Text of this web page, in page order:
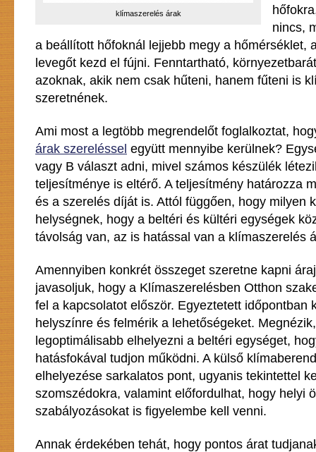
klímaszerelés árak
nincs,
a beállított hőfoknál lejjebb megy a hőmérséklet,
levegőt kezd el fújni. Fenntartható,
azoknak, akik nem csak hűteni, hanem fűteni is
szeretnének.
Ami most a legtöbb megrendelőt foglalkoztat,
árak szereléssel együtt mennyibe kerülnek?
vagy B választ adni, mivel számos készülék
teljesítménye is eltérő. A teljesítmény határozza
és a szerelés díját is. Attól függően, hogy milyen
helységnek, hogy a beltéri és kültéri egységek
távolság van, az is hatással van a klímaszerelés
Amennyiben konkrét összeget szeretne kapni
javasoljuk, hogy a Klímaszerelésben Otthon
fel a kapcsolatot először. Egyeztetett időpontban
helyszínre és felmérik a lehetőségeket.
legoptimálisabb elhelyezni a beltéri egységet,
hatásfokával tudjon működni. A külső
elhelyezése sarkalatos pont, ugyanis tekintettel
szomszédokra, valamint előfordulhat, hogy helyi
szabályozásokat is figyelembe kell venni.
Annak érdekében tehát, hogy pontos árat